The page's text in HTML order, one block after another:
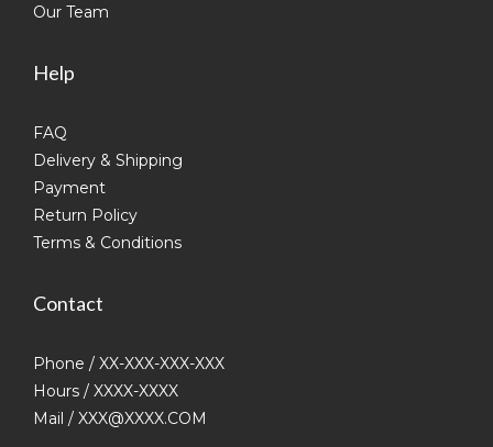
Our Team
Help
FAQ
Delivery & Shipping
Payment
Return Policy
Terms & Conditions
Contact
Phone / XX-XXX-XXX-XXX
Hours / XXXX-XXXX
Mail / XXX@XXXX.COM